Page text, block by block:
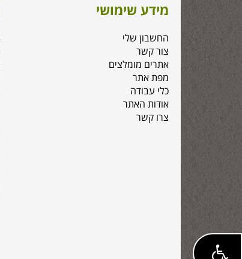
מידע שימושי
החשבון שלי
צור קשר
אתרים מומלצים
מפת אתר
כלי עבודה
אודות האתר
צרו קשר